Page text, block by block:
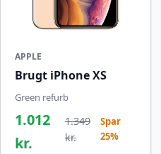
APPLE
Brugt iPhone XS
Green refurb
1.012
kr.
1.349
kr.
Spar
25%